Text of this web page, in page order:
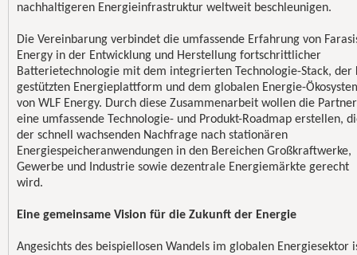
nachhaltigeren Energieinfrastruktur weltweit beschleunigen.
Die Vereinbarung verbindet die umfassende Erfahrung von
Energy in der Entwicklung und Herstellung fortschrittlicher
Batterietechnologie mit dem integrierten Technologie-Stack, der
gestützten Energieplattform und dem globalen Energie-
von WLF Energy. Durch diese Zusammenarbeit wollen die Partner
eine umfassende Technologie- und Produkt-Roadmap erstellen,
der schnell wachsenden Nachfrage nach stationären
Energiespeicheranwendungen in den Bereichen Großkraftwerke,
Gewerbe und Industrie sowie dezentrale Energiemärkte gerecht
wird.
Eine gemeinsame Vision für die Zukunft der Energie
Angesichts des beispiellosen Wandels im globalen Energiesektor